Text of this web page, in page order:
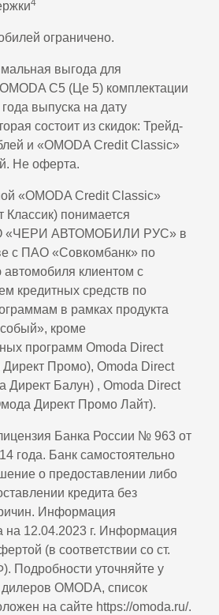
4
ограничено.
выгода для
C5 (Це 5) комплектации
выпуска на дату
состоит из скидок: Трейд-
и «OMODA Credit Classic»
Не оферта.
«OMODA Credit Classic»
Классик) понимается
«ЧЕРИ АВТОМОБИЛИ РУС» в
с ПАО «Совкомбанк» по
автомобиля клиентом с
кредитных средств по
в рамках продукта
кроме
программ Omoda Direct
Промо), Omoda Direct
Директ Балун) , Omoda Direct
Директ Промо Лайт).
Банка России № 963 от
года. Банк самостоятельно
о предоставлении либо
кредита без
Информация
на 12.04.2023 г. Информация
(в соответствии со ст.
Подробности уточняйте у
OMODA, список
на сайте https://omoda.ru/.